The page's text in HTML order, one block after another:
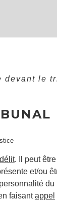
devant le
délit. Il peut
et/ou
du
faisantappel